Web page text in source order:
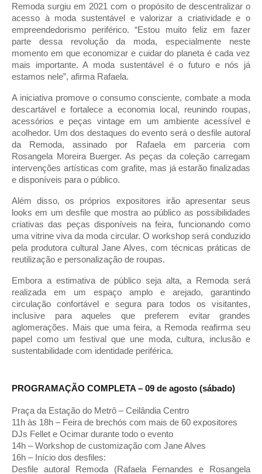
Remoda surgiu em 2021 com o propósito de descentralizar o
acesso à moda sustentável e valorizar a criatividade e o
empreendedorismo periférico. “Estou muito feliz em fazer
parte dessa revolução da moda, especialmente neste
momento em que economizar e cuidar do planeta é cada vez
mais importante. A moda sustentável é o futuro e nós já
estamos nele”, afirma Rafaela.
A iniciativa promove o consumo consciente, combate a moda
descartável e fortalece a economia local, reunindo roupas,
acessórios e peças vintage em um ambiente acessível e
acolhedor. Um dos destaques do evento será o desfile autoral
da Remoda, assinado por Rafaela em parceria com
Rosangela Moreira Buerger. As peças da coleção carregam
intervenções artísticas com grafite, mas já estarão finalizadas
e disponíveis para o público.
Além disso, os próprios expositores irão apresentar seus
looks em um desfile que mostra ao público as possibilidades
criativas das peças disponíveis na feira, funcionando como
uma vitrine viva da moda circular. O workshop será conduzido
pela produtora cultural Jane Alves, com técnicas práticas de
reutilização e personalização de roupas.
Embora a estimativa de público seja alta, a Remoda será
realizada em um espaço amplo e arejado, garantindo
circulação confortável e segura para todos os visitantes,
inclusive para aqueles que preferem evitar grandes
aglomerações. Mais que uma feira, a Remoda reafirma seu
papel como um festival que une moda, cultura, inclusão e
sustentabilidade com identidade periférica.
PROGRAMAÇÃO COMPLETA – 09 de agosto (sábado)
Praça da Estação do Metrô – Ceilândia Centro
11h às 18h – Feira de brechós com mais de 60 expositores
DJs Fellet e Ocimar durante todo o evento
14h – Workshop de customização com Jane Alves
16h – Início dos desfiles:
Desfile autoral Remoda (Rafaela Fernandes e Rosangela